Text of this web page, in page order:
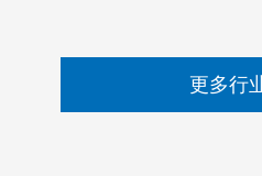
更多行